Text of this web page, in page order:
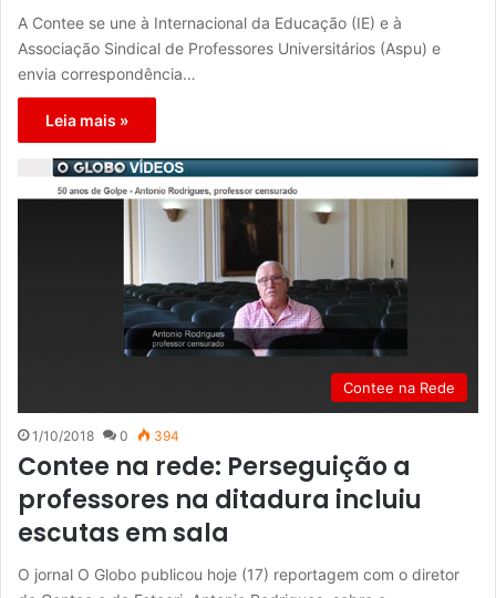
A Contee se une à Internacional da Educação (IE) e à
Associação Sindical de Professores Universitários (Aspu) e
envia correspondência…
Leia mais »
Contee na Rede
1/10/2018 0 394
Contee na rede: Perseguição a
professores na ditadura incluiu
escutas em sala
O jornal O Globo publicou hoje (17) reportagem com o diretor